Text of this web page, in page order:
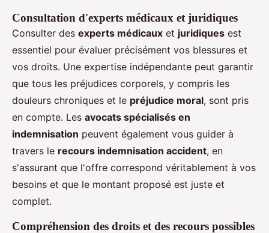
Consultation d'experts médicaux et juridiques
Consulter des experts médicaux et juridiques est
essentiel pour évaluer précisément vos blessures et
vos droits. Une expertise indépendante peut garantir
que tous les préjudices corporels, y compris les
douleurs chroniques et le préjudice moral, sont pris
en compte. Les avocats spécialisés en
indemnisation peuvent également vous guider à
travers le recours indemnisation accident, en
s'assurant que l'offre correspond véritablement à vos
besoins et que le montant proposé est juste et
complet.
Compréhension des droits et des recours possibles